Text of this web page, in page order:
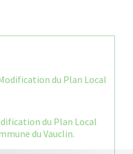
du Plan Local
du Plan Local
du Vauclin.